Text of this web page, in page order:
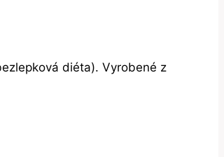
diéta). Vyrobené z